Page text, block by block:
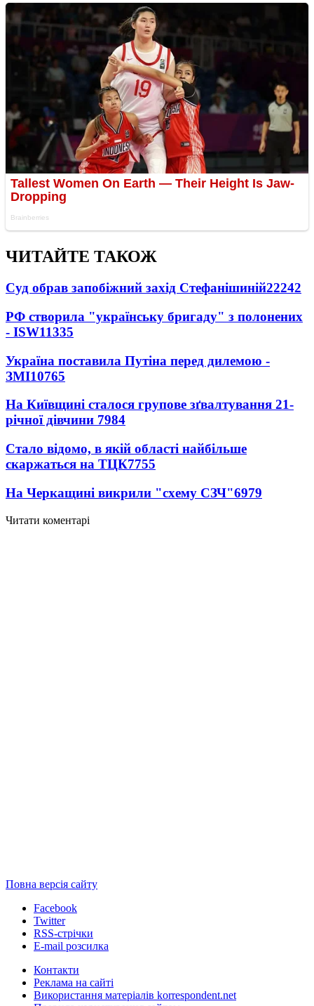
ЧИТАЙТЕ ТАКОЖ
Суд обрав запобіжний захід Стефанішиній22242
РФ створила "українську бригаду" з полонених
- ISW11335
Україна поставила Путіна перед дилемою -
ЗМІ10765
На Київщині сталося групове зґвалтування 21-
річної дівчини 7984
Стало відомо, в якій області найбільше
скаржаться на ТЦК7755
На Черкащині викрили "схему СЗЧ"6979
Читати коментарі
Повна версія сайту
Facebook
Twitter
RSS-стрічки
E-mail розсилка
Контакти
Реклама на сайті
Використання матеріалів korrespondent.net